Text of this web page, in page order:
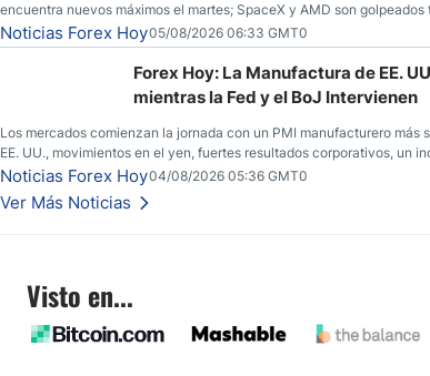
encuentra nuevos máximos el martes; SpaceX y AMD son golpeados
llamadas de ganancias; el petróleo crudo cae por debajo de los $80
nuevas esperanzas; el dólar estadounidense continúa intentando
frente al yen; el peso mexicano ve un repunte a medida que las
Noticias Forex Hoy05/08/2026 06:33 GMT0
Forex Hoy: La Manufactura de EE.
mientras la Fed y el BoJ Intervienen
Los mercados comienzan la jornada con un PMI manufacturero más
EE. UU., movimientos en el yen, fuertes resultados corporativos, un
de seguridad en Bitcoin y nuevas señales desde el mercado del
Noticias Forex Hoy04/08/2026 05:36 GMT0
Ver Más Noticias
Visto en...